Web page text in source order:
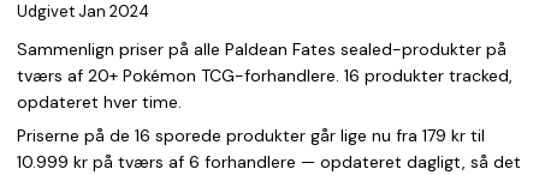
Udgivet Jan 2024
Sammenlign priser på alle Paldean Fates sealed-produkter på
tværs af 20+ Pokémon TCG-forhandlere. 16 produkter tracked,
opdateret hver time.
Priserne på de 16 sporede produkter går lige nu fra 179 kr til
10.999 kr på tværs af 6 forhandlere — opdateret dagligt, så det